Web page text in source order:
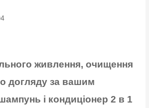
живлення, очищення
догляду за вашим
і кондиціонер 2 в 1